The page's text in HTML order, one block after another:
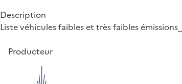
Description
Liste véhicules faibles et très faibles
Producteur